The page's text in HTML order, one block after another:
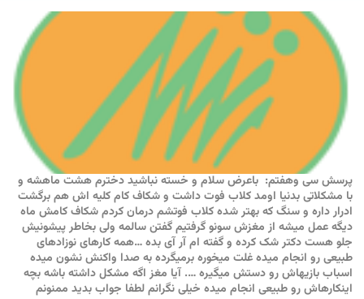
پرسش سی وهفتم: باعرض سلام و خسته نباشید دخترم هشت ماهشه و
با مشکلاتی بدنیا اومد کلاب فوت داشت و شکاف کام کلیه اش هم برگشت
ادرار داره و سنگ که بهتر شده کلاب فوتشم درمان کردم شکاف کامش ماه
دیگه عمل میشه از مغزش سونو گرفتیم گفتن سالمه ولی بخاطر پیشونیش
جلو هست دکتر شک کرده و گفته ام آر آی بده …همه کارهای نوزادهای
طبیعی رو انجام میده غلت میخوره برمیگرده به صدا واکنش نشون میده
اسباب بازیهاش رو دستش میگیره …. آیا مغز اگه مشکل داشته باشه بچه
اینکارهاش رو طبیعی انجام میده خیلی نگرانم لطفا جواب بدید ممنونم ‏